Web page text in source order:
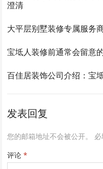
澄清
大平层别墅装修专属服务
宝坻人装修前通常会留意
百佳居装饰公司介绍：宝
发表回复
您的邮箱地址不会被公开。
评论*